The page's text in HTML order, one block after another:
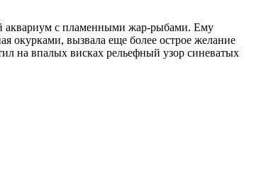
аквариум с пламенными жар-рыбами. Ему
окурками, вызвала еще более острое желание
на впалых висках рельефный узор синеватых